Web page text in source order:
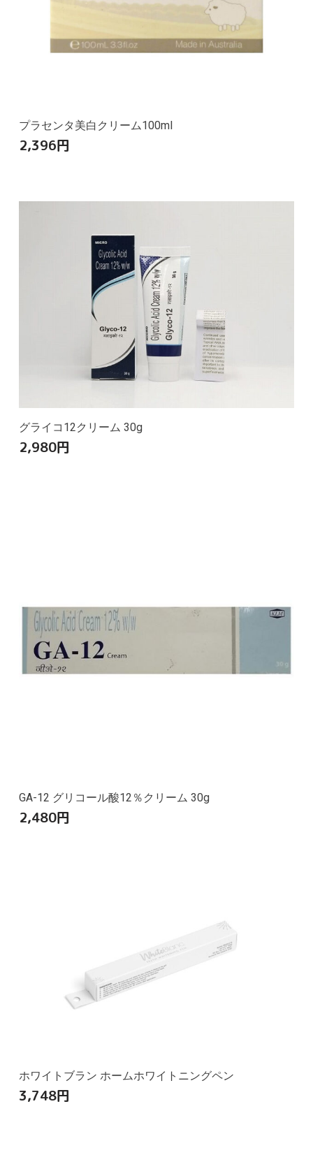
プラセンタ美白クリーム100ml
2,396円
グライコ12クリーム 30g
2,980円
GA-12 グリコール酸12％クリーム 30g
2,480円
ホワイトブラン ホームホワイトニングペン
3,748円